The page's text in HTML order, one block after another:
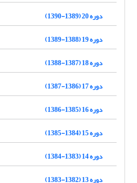
دوره 20 (1389-1390)
دوره 19 (1388-1389)
دوره 18 (1387-1388)
دوره 17 (1386-1387)
دوره 16 (1385-1386)
دوره 15 (1384-1385)
دوره 14 (1383-1384)
دوره 13 (1382-1383)